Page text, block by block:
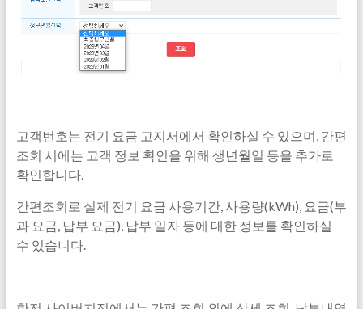
고객번호는 전기 요금 고지서에서 확인하실 수 있으며, 간편
조회 시에는 고객 정보 확인을 위해 생년월일 등을 추가로
확인합니다.
간편조회로 실제 전기 요금 사용기간, 사용량(kWh), 요금(부
과 요금, 납부 요금), 납부 일자 등에 대한 정보를 확인하실
수 있습니다.